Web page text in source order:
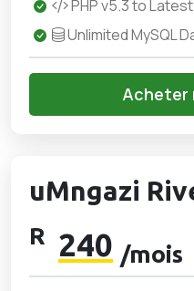
PHP v5.3 to
Unlimited MySQL
Acheter
uMngazi
R 240 /mois